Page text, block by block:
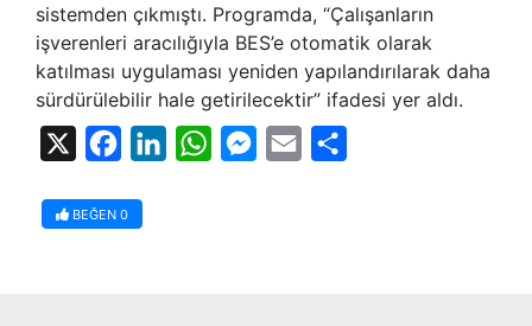
sistemden çıkmıştı. Programda, “Çalışanların
işverenleri aracılığıyla BES’e otomatik olarak
katılması uygulaması yeniden yapılandırılarak daha
sürdürülebilir hale getirilecektir” ifadesi yer aldı.
FacebookLinkedInWhatsAppMessenger
Email
BEĞEN 0